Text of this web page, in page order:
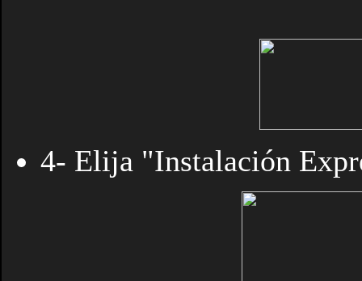
4- Elija "Instalación